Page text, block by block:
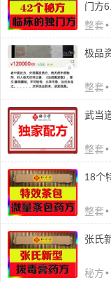
门方
整套•
极品
整套•
武当
整套•
18个
整套•
张氏
秘方•